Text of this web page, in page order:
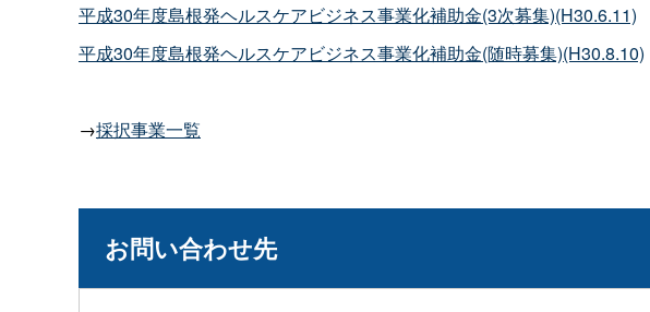
平成30年度島根発ヘルスケアビジネス事業化補助金(3次募集)(H30.6.11)
平成30年度島根発ヘルスケアビジネス事業化補助金(随時募集)(H30.8.10)
→採択事業一覧
お問い合わせ先